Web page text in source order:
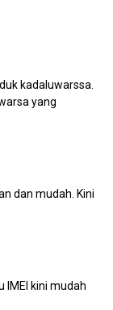
kadaluwarssa.
yang
dan mudah. Kini
IMEI kini mudah